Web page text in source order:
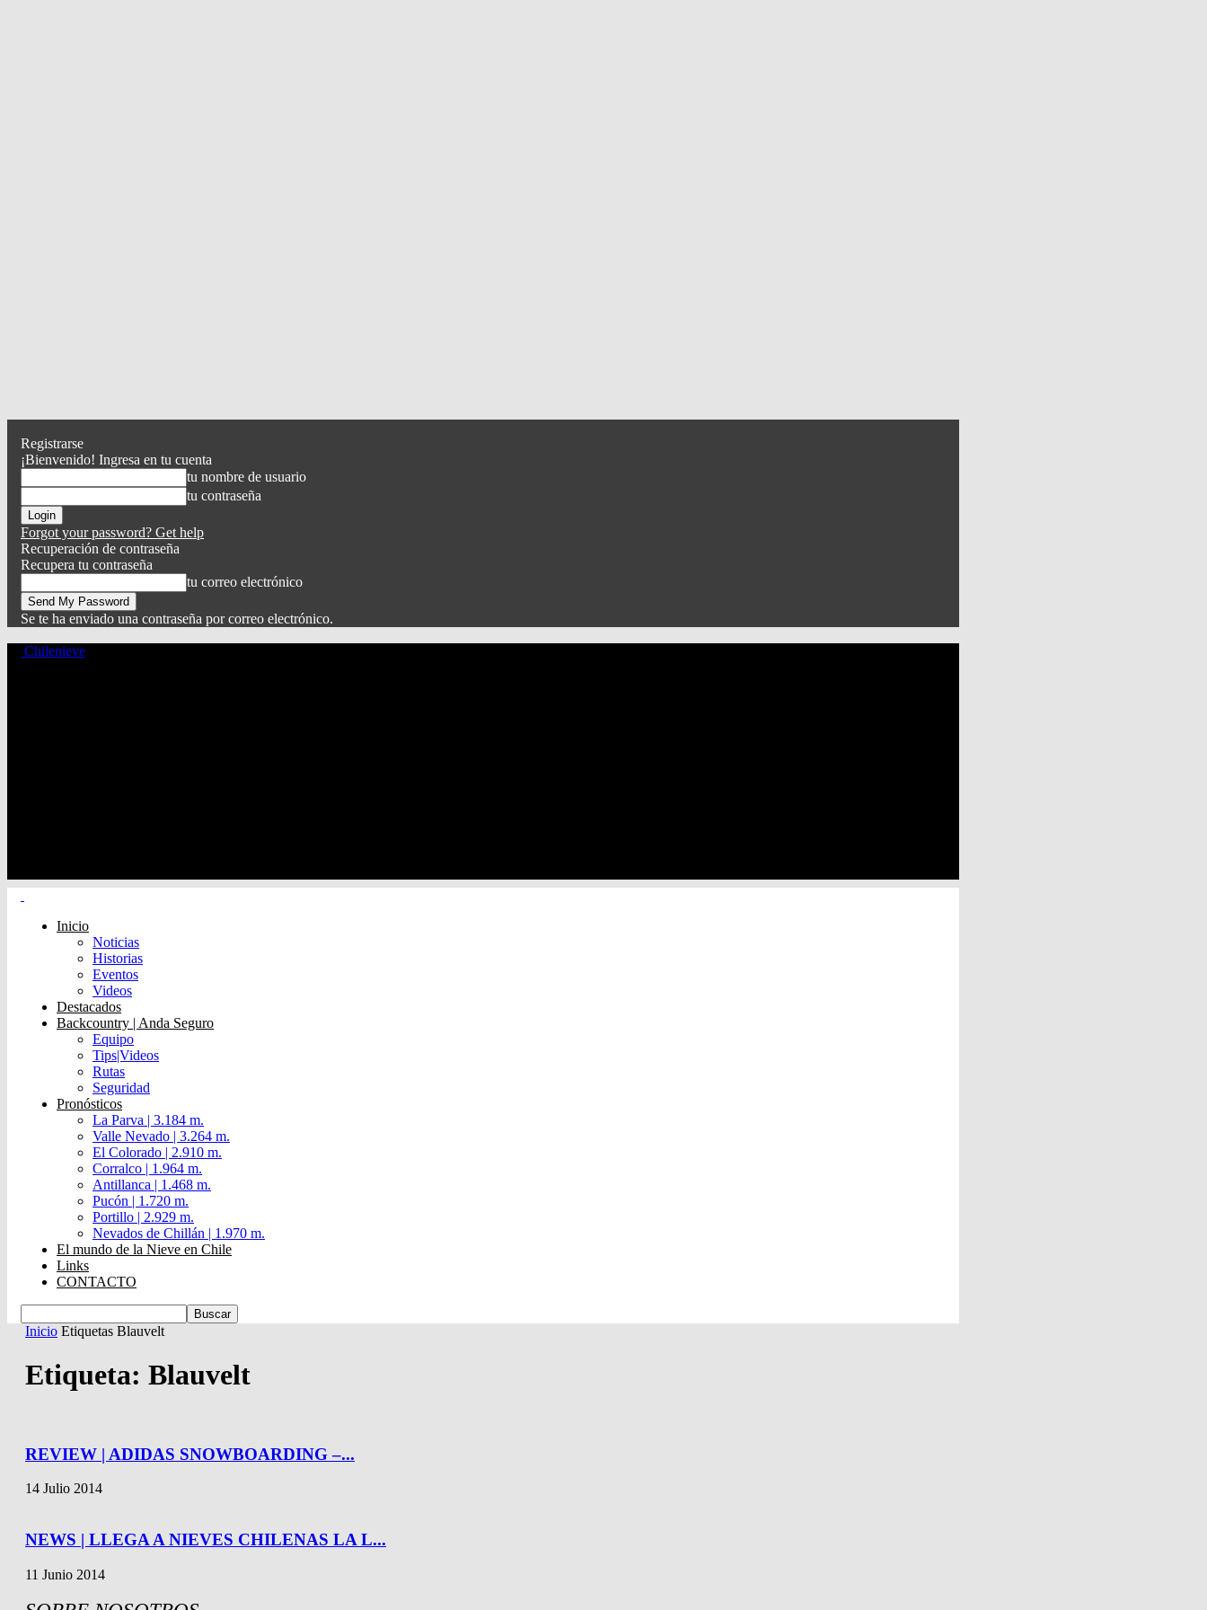
Registrarse
¡Bienvenido! Ingresa en tu cuenta
tu nombre de usuario
tu contraseña
Forgot your password? Get help
Recuperación de contraseña
Recupera tu contraseña
tu correo electrónico
Se te ha enviado una contraseña por correo electrónico.
Chilenieve
Inicio
Noticias
Historias
Eventos
Videos
Destacados
Backcountry | Anda Seguro
Equipo
Tips|Videos
Rutas
Seguridad
Pronósticos
La Parva | 3.184 m.
Valle Nevado | 3.264 m.
El Colorado | 2.910 m.
Corralco | 1.964 m.
Antillanca | 1.468 m.
Pucón | 1.720 m.
Portillo | 2.929 m.
Nevados de Chillán | 1.970 m.
El mundo de la Nieve en Chile
Links
CONTACTO
Inicio Etiquetas Blauvelt
Etiqueta: Blauvelt
REVIEW | ADIDAS SNOWBOARDING –...
14 Julio 2014
NEWS | LLEGA A NIEVES CHILENAS LA L...
11 Junio 2014